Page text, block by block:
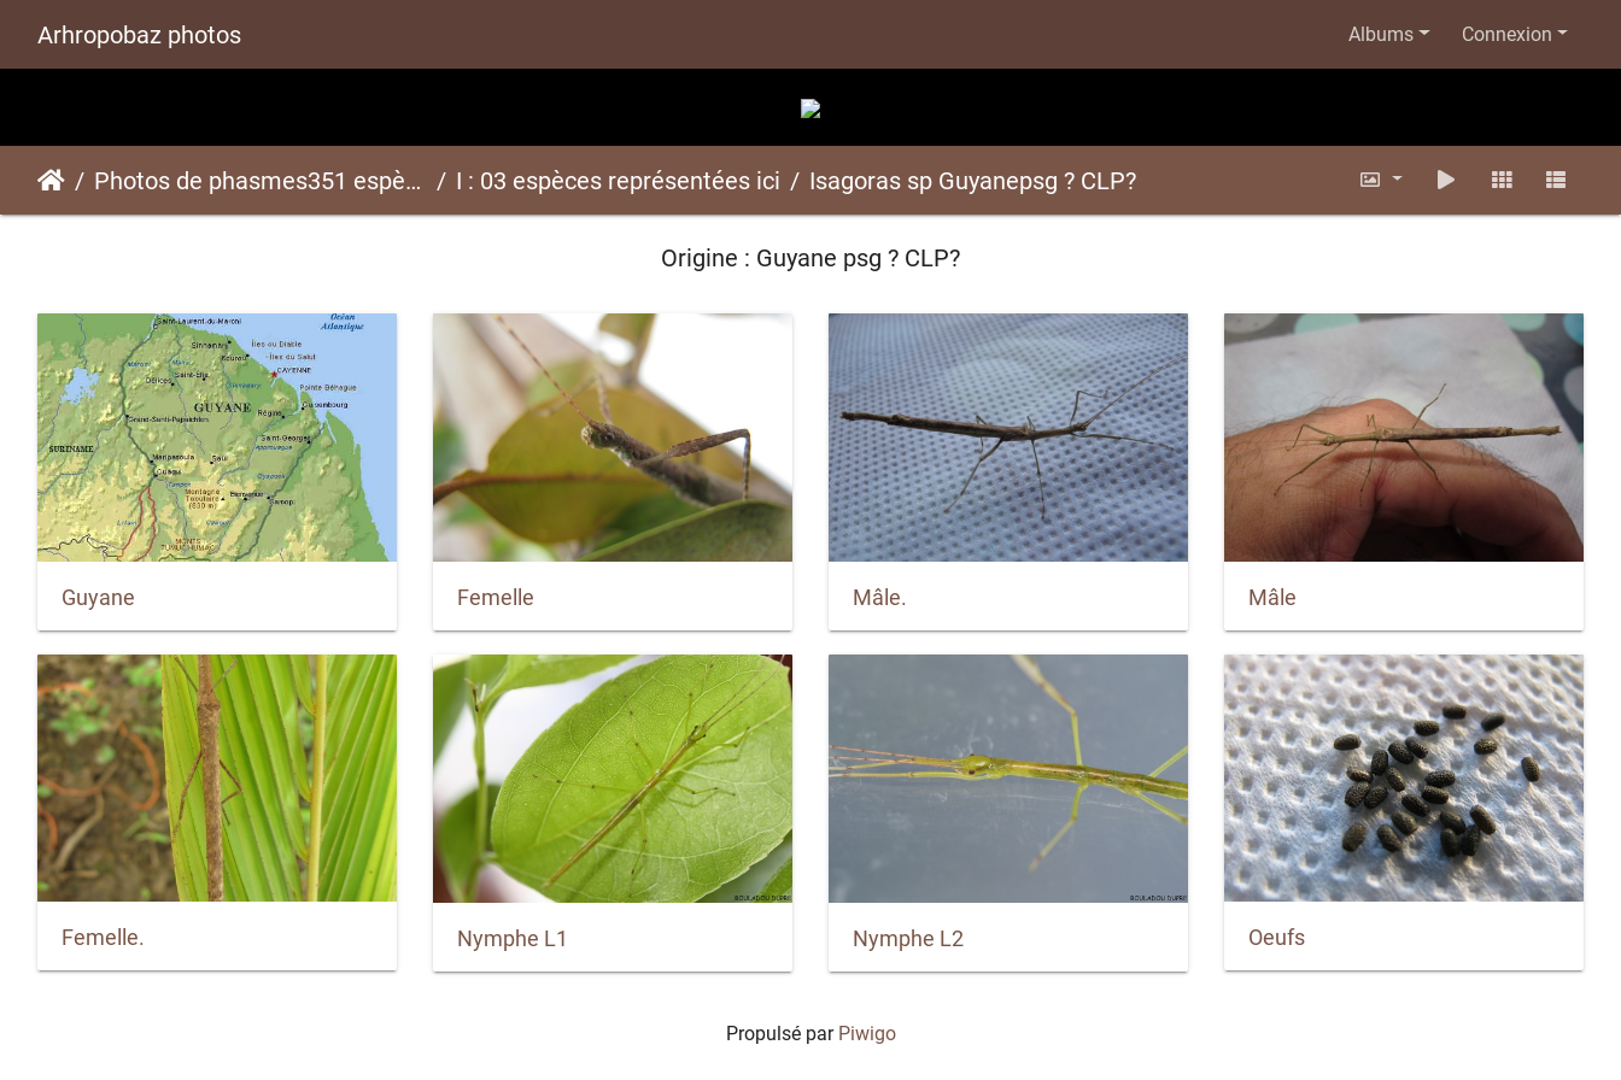
Arhropobaz photos Albums Connexion
Photos de phasmes351 espèces I : 03 espèces représentées ici Isagoras sp Guyanepsg ? CLP?
Origine : Guyane psg ? CLP?
Guyane Femelle Mâle. Mâle
Femelle. Nymphe L1 Nymphe L2 Oeufs
Propulsé par Piwigo